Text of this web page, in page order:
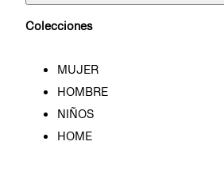
Colecciones
MUJER
HOMBRE
NIÑOS
HOME